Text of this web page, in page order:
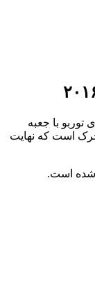
، این خودروی ۶ سیلندری توربو با جعبه
محرک است که نهایت